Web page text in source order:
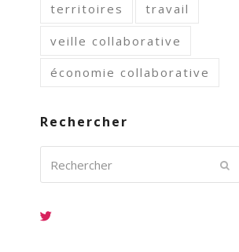
territoires travail
veille collaborative
économie collaborative
Rechercher